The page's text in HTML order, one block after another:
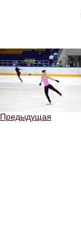
Предыдущая